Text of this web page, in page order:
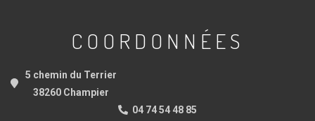
COORDONNÉES
5 chemin du Terrier
38260 Champier
04 74 54 48 85